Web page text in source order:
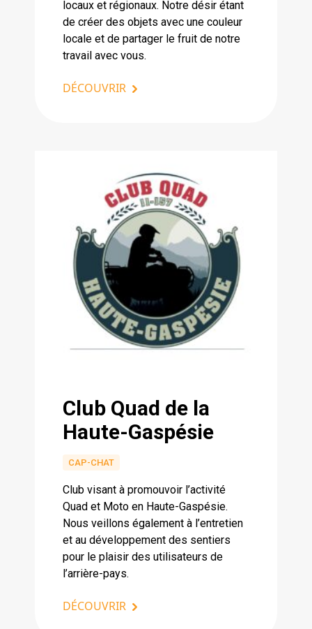
locaux et régionaux. Notre désir étant
de créer des objets avec une couleur
locale et de partager le fruit de notre
travail avec vous.
DÉCOUVRIR
Club Quad de la
Haute-Gaspésie
CAP-CHAT
Club visant à promouvoir l’activité
Quad et Moto en Haute-Gaspésie.
Nous veillons également à l’entretien
et au développement des sentiers
pour le plaisir des utilisateurs de
l’arrière-pays.
DÉCOUVRIR